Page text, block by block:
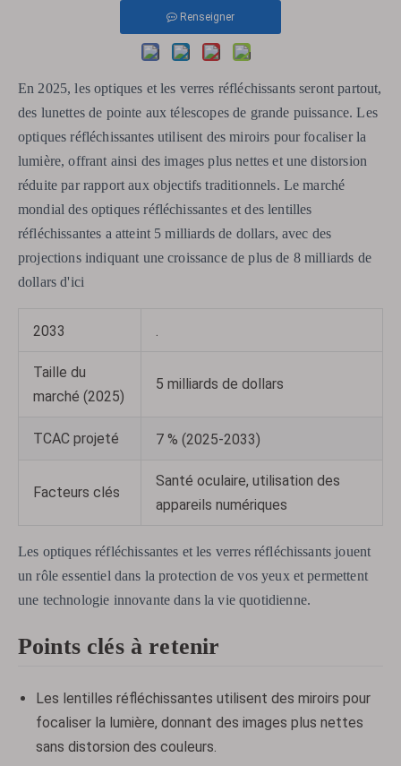
Renseigner
En 2025, les optiques et les verres réfléchissants seront partout,
des lunettes de pointe aux télescopes de grande puissance. Les
optiques réfléchissantes utilisent des miroirs pour focaliser la
lumière, offrant ainsi des images plus nettes et une distorsion
réduite par rapport aux objectifs traditionnels. Le marché
mondial des optiques réfléchissantes et des lentilles
réfléchissantes a atteint 5 milliards de dollars, avec des
projections indiquant une croissance de plus de 8 milliards de
dollars d'ici
2033 .
Taille du
marché (2025)
5 milliards de dollars
TCAC projeté 7 % (2025-2033)
Facteurs clés
Santé oculaire, utilisation des
appareils numériques
Les optiques réfléchissantes et les verres réfléchissants jouent
un rôle essentiel dans la protection de vos yeux et permettent
une technologie innovante dans la vie quotidienne.
Points clés à retenir
Les lentilles réfléchissantes utilisent des miroirs pour
focaliser la lumière, donnant des images plus nettes
sans distorsion des couleurs.